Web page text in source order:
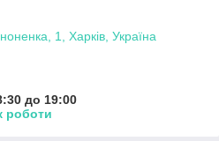
1, Харків, Україна
до 19:00
роботи